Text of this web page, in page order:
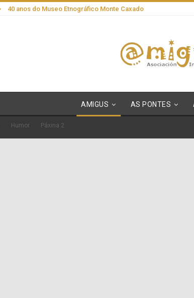
40 anos do Museo Etnográfico Monte Caxado
AMIGUS AS PONTES
Humor Páxina 2